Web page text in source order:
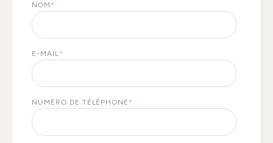
NOM *
E-MAIL *
NUMÉRO DE TÉLÉPHONE *